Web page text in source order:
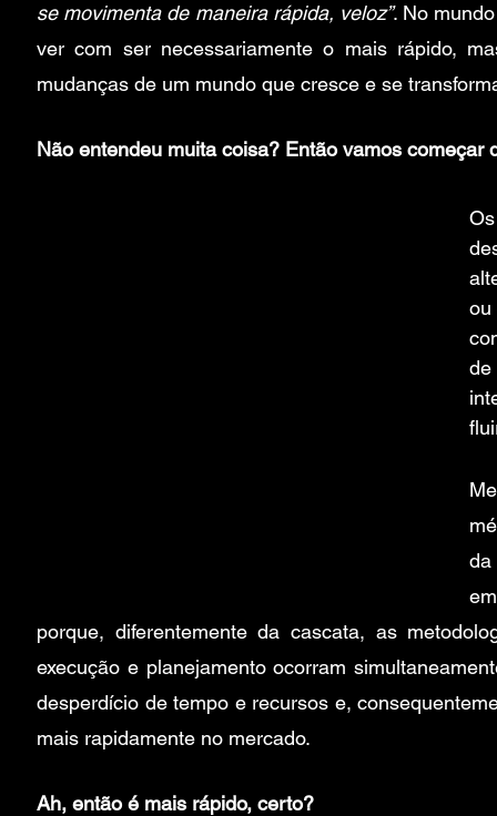
se movimenta de maneira rápida, veloz”. No
ver com ser necessariamente o mais rápido,
mudanças de um mundo que cresce e se
Não entendeu muita coisa? Então vamos começar
ou
de
porque, diferentemente da cascata, as
execução e planejamento ocorram
desperdício de tempo e recursos e,
mais rapidamente no mercado.
Ah, então é mais rápido, certo?